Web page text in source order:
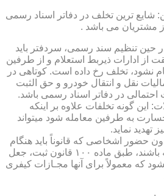
شایع ترین تخلف در دفاتر اسناد رسمی
مشتریان می باشد .
حین تنظیم سند رسمی، سردفتر باید
از ادارات ذیربط استعلام و از طرفین
نشود، تخلف رخ داده است. کوتاهی در
نقل و انتقال خودرو و حق الثبت
احتمالی در دفاتر اسناد رسمی باشد.
این گونه تخلفات علاوه بر اینکه
به طرفین معامله شود میتواند
تهدید نماید.
حضور اشخاصی که قانوناً باید هنگام
تنظیم سند حضــــور داشته باشند، طبق ماده ۱۰۰ قانون ثبت، جعل
که معمولاً برای آنها مجـازات کیفری